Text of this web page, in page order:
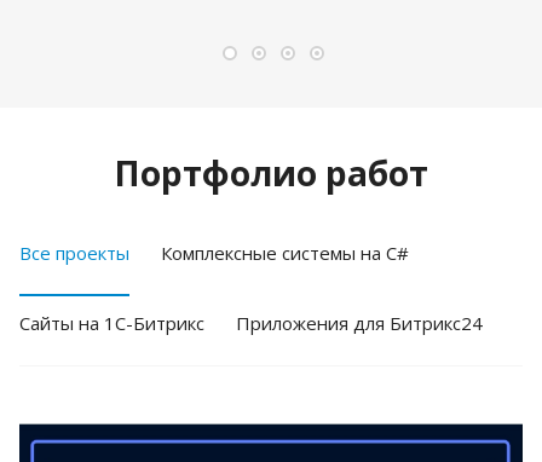
Портфолио работ
Все проекты Комплексные системы на C#
Cайты на 1С-Битрикс Приложения для Битрикс24